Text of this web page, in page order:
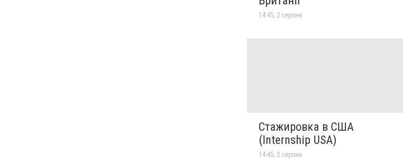
14:45, 2 серпня
Стажировка в США
(Internship USA)
14:45, 2 серпня